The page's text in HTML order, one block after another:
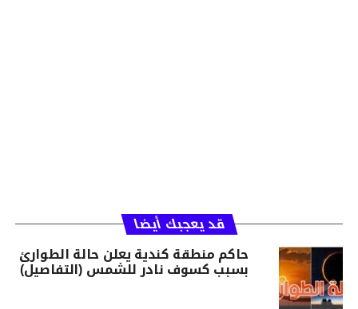
قد يعجبك أيضا
حاكم منطقة كندية يعلن حالة الطوارئ
بسبب كسوف نادر للشمس (التفاصيل)